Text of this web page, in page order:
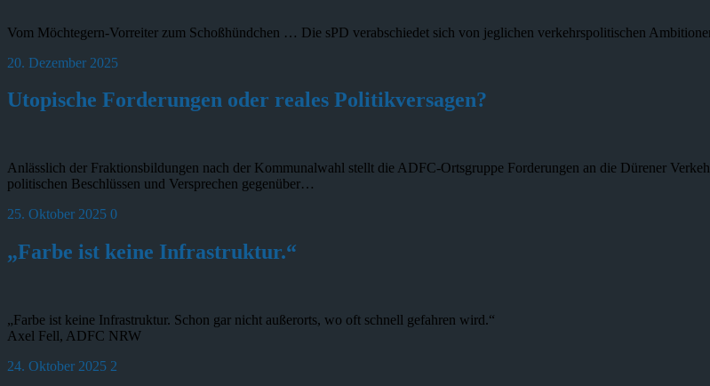
Vom Möchtegern-Vorreiter zum Schoßhündchen … Die sPD verabschiedet sich von jeglichen verkehrspolitischen
20. Dezember 2025
Utopische Forderungen oder reales Politikversagen?
Anlässlich der Fraktionsbildungen nach der Kommunalwahl stellt die ADFC-Ortsgruppe Forderungen an die Dürener
politischen Beschlüssen und Versprechen gegenüber…
25. Oktober 2025 0
„Farbe ist keine Infrastruktur.“
„Farbe ist keine Infrastruktur. Schon gar nicht außerorts, wo oft schnell gefahren wird.“
Axel Fell, ADFC NRW
24. Oktober 2025 2